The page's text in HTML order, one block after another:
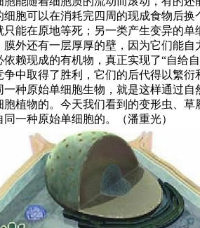
细胞可以在消耗完四周的现成食物后换
只能在原地等死；另一类产生变异的单
膜外还有一层厚厚的壁，因为它们能自
赖现成的有机物，真正实现了“自给
争中取得了胜利，它们的后代得以繁衍
一种原始单细胞生物，就是这样通过自
胞植物的。今天我们看到的变形虫、草
一种原始单细胞的。（潘重光）